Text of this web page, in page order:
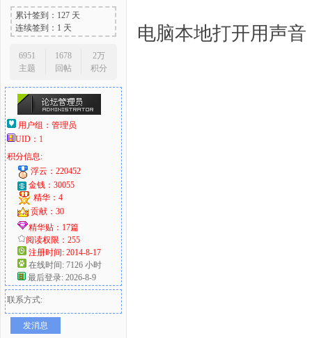
累计签到：127 天
连续签到：1 天
6951
主题
1678
回帖
2万
积分
用户组： 管理员
UID： 1
积分信息:
浮云：220452
金钱：30055
精华：4
贡献：30
精华贴：17篇
阅读权限：255
注册时间: 2014-8-17
在线时间: 7126 小时
最后登录: 2026-8-9
联系方式:
发消息
电脑本地打开用声音